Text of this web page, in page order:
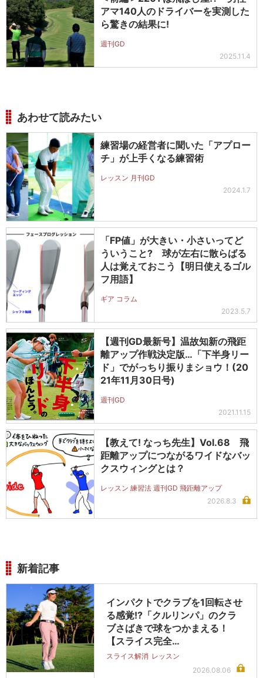
アマ140人のドライバーを実測した
ら驚きの結果に!
週刊GD
2025.11.4
あわせて読みたい
練習場の経営者に聞いた「アプロー
チ」が上手くなる練習術
レッスン 月刊GD
2024.1.7
「FP値」が大きい・小さいってど
ういうこと? 球が左右に散らばる
人は覚えておこう【明日使えるゴル
フ用語】
ギア コラム
2023.5.7
【週刊GD最新号】温故知新の飛距
離アップ作戦決定版…「下半身リー
ド」でがっちり振りまショウ！(20
21年11月30日号)
週刊GD
2021.11.15
【教えて! なっち先生】Vol.68 飛
距離アップにつながるワイドなバッ
クスウィングとは？
レッスン 練習法 週刊GD 飛距離アップ
2026.8.3
新着記事
インパクトでクラブを1回転させ
る感覚!?「クルリンパ」のクラ
ブさばきで球をつかまえる！
【スライス完全…
スライス解消 レッスン
2026.08.06